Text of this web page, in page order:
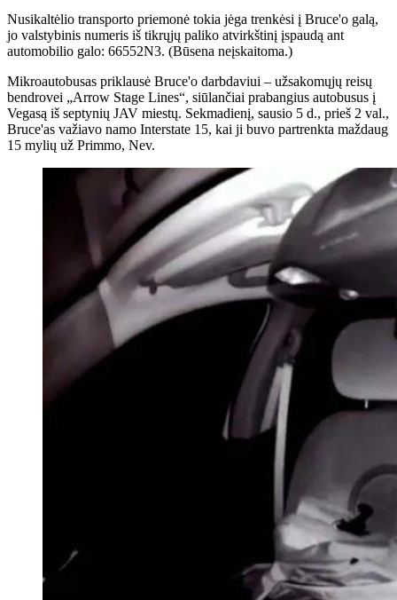
Nusikaltėlio transporto priemonė tokia jėga trenkėsi į Bruce'o galą,
jo valstybinis numeris iš tikrųjų paliko atvirkštinį įspaudą ant
automobilio galo: 66552N3. (Būsena neįskaitoma.)
Mikroautobusas priklausė Bruce'o darbdaviui – užsakomųjų reisų
bendrovei „Arrow Stage Lines“, siūlančiai prabangius autobusus į
Vegasą iš septynių JAV miestų. Sekmadienį, sausio 5 d., prieš 2 val.,
Bruce'as važiavo namo Interstate 15, kai ji buvo partrenkta maždaug
15 mylių už Primmo, Nev.